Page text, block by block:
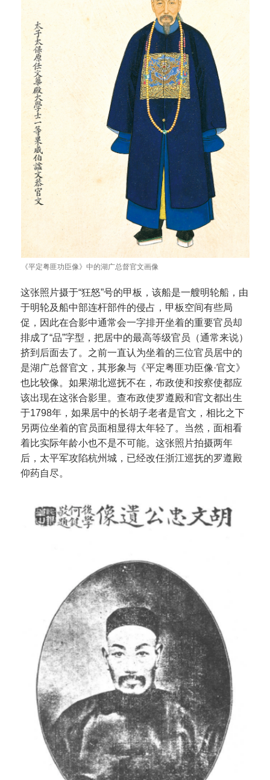
《平定粤匪功臣像》中的湖广总督官文画像
这张照片摄于“狂怒”号的甲板，该船是一艘明轮船，由
于明轮及船中部连杆部件的侵占，甲板空间有些局
促，因此在合影中通常会一字排开坐着的重要官员却
排成了“品”字型，把居中的最高等级官员（通常来说）
挤到后面去了。之前一直认为坐着的三位官员居中的
是湖广总督官文，其形象与《平定粤匪功臣像·官文》
也比较像。如果湖北巡抚不在，布政使和按察使都应
该出现在这张合影里。查布政使罗遵殿和官文都出生
于1798年，如果居中的长胡子老者是官文，相比之下
另两位坐着的官员面相显得太年轻了。当然，面相看
着比实际年龄小也不是不可能。这张照片拍摄两年
后，太平军攻陷杭州城，已经改任浙江巡抚的罗遵殿
仰药自尽。